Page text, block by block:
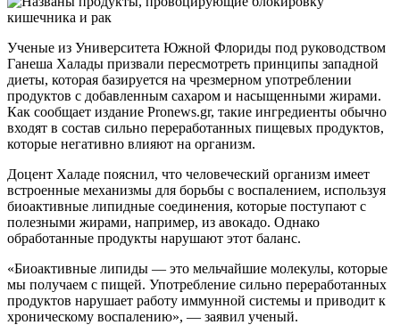
Ученые из Университета Южной Флориды под руководством
Ганеша Халады призвали пересмотреть принципы западной
диеты, которая базируется на чрезмерном употреблении
продуктов с добавленным сахаром и насыщенными жирами.
Как сообщает издание Pronews.gr, такие ингредиенты обычно
входят в состав сильно переработанных пищевых продуктов,
которые негативно влияют на организм.
Доцент Халаде пояснил, что человеческий организм имеет
встроенные механизмы для борьбы с воспалением, используя
биоактивные липидные соединения, которые поступают с
полезными жирами, например, из авокадо. Однако
обработанные продукты нарушают этот баланс.
«Биоактивные липиды — это мельчайшие молекулы, которые
мы получаем с пищей. Употребление сильно переработанных
продуктов нарушает работу иммунной системы и приводит к
хроническому воспалению», — заявил ученый.